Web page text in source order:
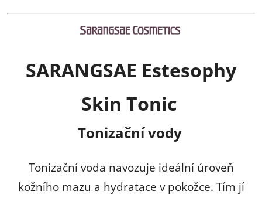
k
SARANGSAE Estesophy
Skin Tonic
Tonizační vody
Tonizační voda navozuje ideální úroveň
kožního mazu a hydratace v pokožce. Tím jí